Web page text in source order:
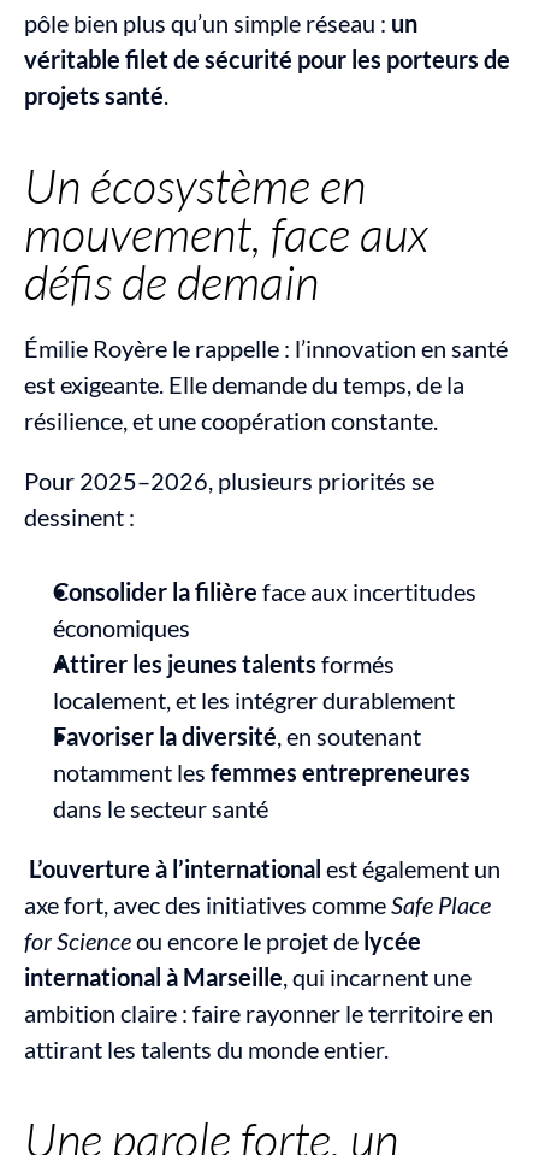
pôle bien plus qu’un simple réseau : un
véritable filet de sécurité pour les porteurs de
projets santé.
Un écosystème en
mouvement, face aux
défis de demain
Émilie Royère le rappelle : l’innovation en santé
est exigeante. Elle demande du temps, de la
résilience, et une coopération constante.
Pour 2025–2026, plusieurs priorités se
dessinent :
Consolider la filière face aux incertitudes
économiques
Attirer les jeunes talents formés
localement, et les intégrer durablement
Favoriser la diversité, en soutenant
notamment les femmes entrepreneures
dans le secteur santé
L’ouverture à l’international est également un
axe fort, avec des initiatives comme Safe Place
for Science ou encore le projet de lycée
international à Marseille, qui incarnent une
ambition claire : faire rayonner le territoire en
attirant les talents du monde entier.
Une parole forte, un